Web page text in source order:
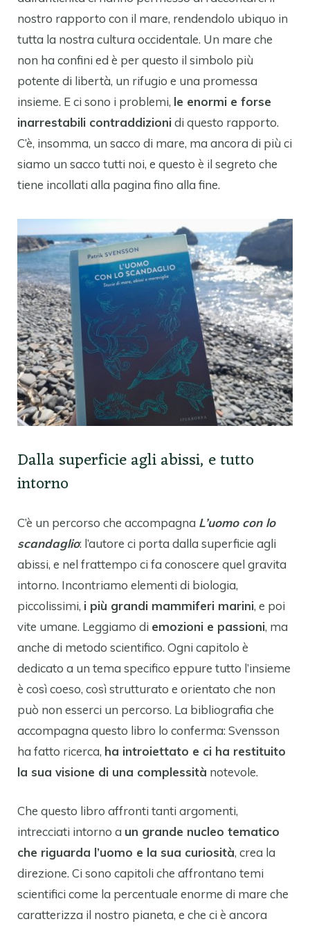
nostro rapporto con il mare, rendendolo ubiquo in
tutta la nostra cultura occidentale. Un mare che
non ha confini ed è per questo il simbolo più
potente di libertà, un rifugio e una promessa
insieme. E ci sono i problemi, le enormi e forse
inarrestabili contraddizionidi questo rapporto.
C’è, insomma, un sacco di mare, ma ancora di più ci
siamo un sacco tutti noi, e questo è il segreto che
tiene incollati alla pagina fino alla fine.
Dalla superficie agli abissi, e tutto
intorno
C’è un percorso che accompagna L’uomo con lo
scandaglio: l’autore ci porta dalla superficie agli
abissi, e nel frattempo ci fa conoscere quel gravita
intorno. Incontriamo elementi di biologia,
piccolissimi, i più grandi mammiferi marini, e poi
vite umane. Leggiamo di emozioni e passioni, ma
anche di metodo scientifico. Ogni capitolo è
dedicato a un tema specifico eppure tutto l’insieme
è così coeso, così strutturato e orientato che non
può non esserci un percorso. La bibliografia che
accompagna questo libro lo conferma: Svensson
ha fatto ricerca, ha introiettato e ci ha restituito
la sua visione di una complessità notevole.
Che questo libro affronti tanti argomenti,
intrecciati intorno a un grande nucleo tematico
che riguarda l’uomo e la sua curiosità, crea la
direzione. Ci sono capitoli che affrontano temi
scientifici come la percentuale enorme di mare che
caratterizza il nostro pianeta, e che ci è ancora